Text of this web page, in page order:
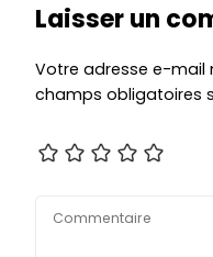
Laisser un
Votre adresse e-mail
champs obligatoires